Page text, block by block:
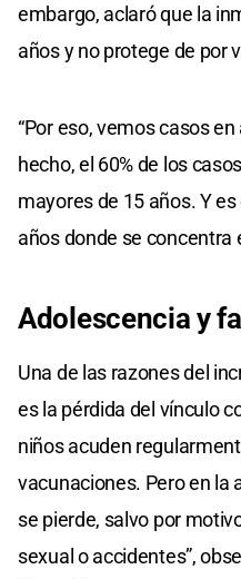
embargo, aclaró que la
años y no protege de por
“Por eso, vemos casos
hecho, el 60% de los
mayores de 15 años. Y
años donde se concentra
Adolescencia y
Una de las razones del
es la pérdida del vínculo
niños acuden
vacunaciones. Pero en la
se pierde, salvo por
sexual o accidentes”,